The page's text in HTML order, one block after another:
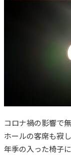
コロナ禍の影響で
ホールの客席も寂し
年季の入った椅子